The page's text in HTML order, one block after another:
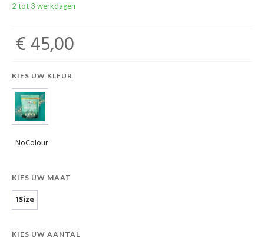
2 tot 3 werkdagen
€ 45,00
KIES UW KLEUR
NoColour
KIES UW MAAT
1Size
KIES UW AANTAL